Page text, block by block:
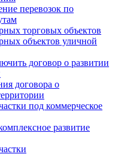
перевозок по
торговых объектов
объектов уличной
договор о развитии
договора о
под коммерческое
развитие